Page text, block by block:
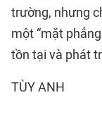
trường, nhưng
một “mặt
tồn tại và phát
TÙY ANH